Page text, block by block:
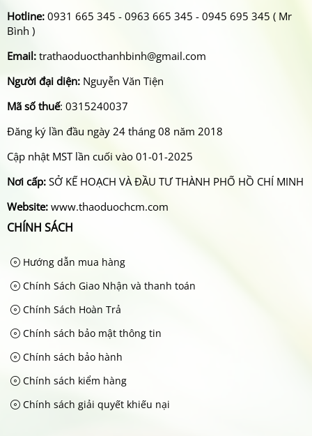
Hotline: 0931 665 345 - 0963 665 345 - 0945 695 345 ( Mr
Bình )
Email: trathaoduocthanhbinh@gmail.com
Người đại diện: Nguyễn Văn Tiện
Mã số thuế: 0315240037
Đăng ký lần đầu ngày 24 tháng 08 năm 2018
Cập nhật MST lần cuối vào 01-01-2025
Nơi cấp: SỞ KẾ HOẠCH VÀ ĐẦU TƯ THÀNH PHỐ HỒ CHÍ MINH
Website: www.thaoduochcm.com
CHÍNH SÁCH
Hướng dẫn mua hàng
Chính Sách Giao Nhận và thanh toán
Chính Sách Hoàn Trả
Chính sách bảo mật thông tin
Chính sách bảo hành
Chính sách kiểm hàng
Chính sách giải quyết khiếu nại